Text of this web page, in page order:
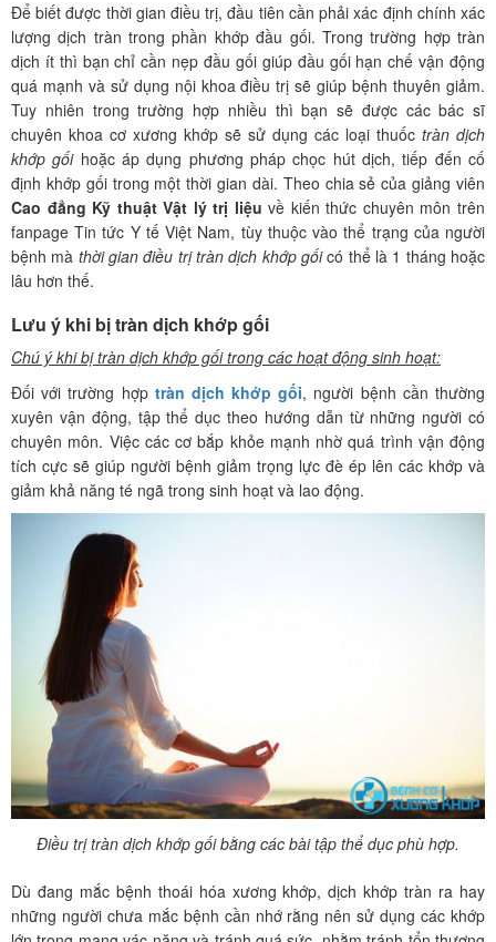
Để biết được thời gian điều trị, đầu tiên cần phải xác định chính xác
lượng dịch tràn trong phần khớp đầu gối. Trong trường hợp tràn
dịch ít thì bạn chỉ cần nẹp đầu gối giúp đầu gối hạn chế vận động
quá mạnh và sử dụng nội khoa điều trị sẽ giúp bệnh thuyên giảm.
Tuy nhiên trong trường hợp nhiều thì bạn sẽ được các bác sĩ
chuyên khoa cơ xương khớp sẽ sử dụng các loại thuốc tràn dịch
khớp gốihoặc áp dụng phương pháp chọc hút dịch, tiếp đến cố
định khớp gối trong một thời gian dài. Theo chia sẻ của giảng viên
Cao đẳng Kỹ thuật Vật lý trị liệu về kiến thức chuyên môn trên
fanpage Tin tức Y tế Việt Nam, tùy thuộc vào thể trạng của người
bệnh mà thời gian điều trị tràn dịch khớp gốicó thể là 1 tháng hoặc
lâu hơn thế.
Lưu ý khi bị tràn dịch khớp gối
Chú ý khi bị tràn dịch khớp gối trong các hoạt động sinh hoạt:
Đối với trường hợp tràn dịch khớp gối, người bệnh cần thường
xuyên vận động, tập thể dục theo hướng dẫn từ những người có
chuyên môn. Việc các cơ bắp khỏe mạnh nhờ quá trình vận động
tích cực sẽ giúp người bệnh giảm trọng lực đè ép lên các khớp và
giảm khả năng té ngã trong sinh hoạt và lao động.
Điều trị tràn dịch khớp gối bằng các bài tập thể dục phù hợp.
Dù đang mắc bệnh thoái hóa xương khớp, dịch khớp tràn ra hay
những người chưa mắc bệnh cần nhớ rằng nên sử dụng các khớp